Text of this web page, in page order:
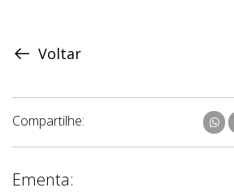
Voltar
Compartilhe:
Ementa: